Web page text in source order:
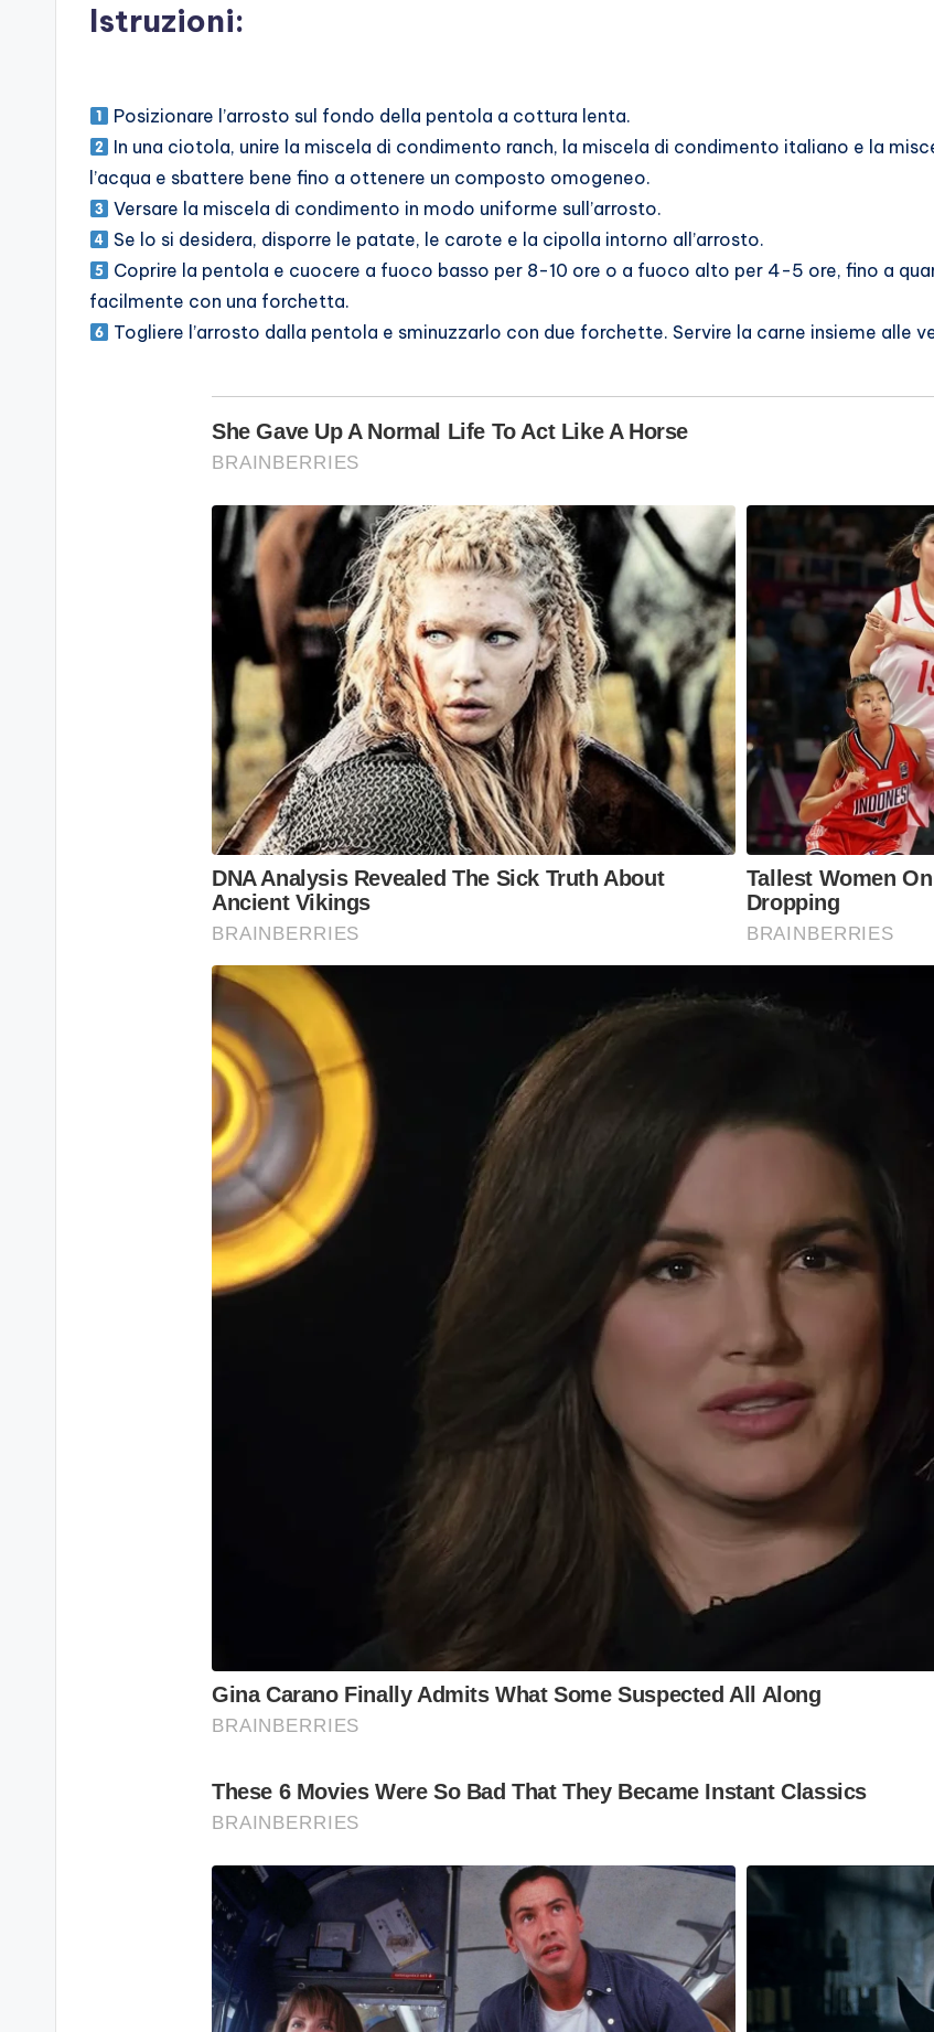
Istruzioni:
Posizionare l’arrosto sul fondo della pentola a cottura lenta.
In una ciotola, unire la miscela di condimento ranch, la miscela di condimento italiano e la
l’acqua e sbattere bene fino a ottenere un composto omogeneo.
Versare la miscela di condimento in modo uniforme sull’arrosto.
Se lo si desidera, disporre le patate, le carote e la cipolla intorno all’arrosto.
Coprire la pentola e cuocere a fuoco basso per 8-10 ore o a fuoco alto per 4-5 ore, fino a
facilmente con una forchetta.
Togliere l’arrosto dalla pentola e sminuzzarlo con due forchette. Servire la carne insieme alle